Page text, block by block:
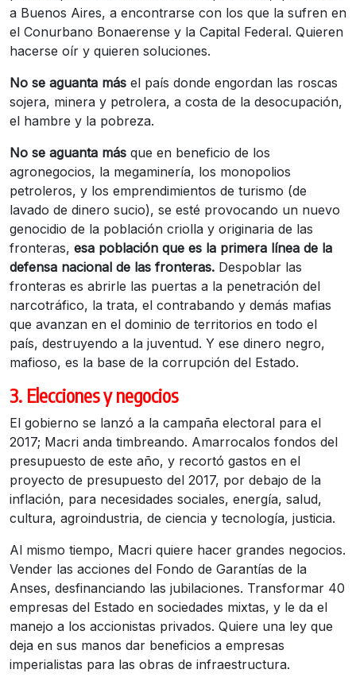
a Buenos Aires, a encontrarse con los que la sufren en
el Conurbano Bonaerense y la Capital Federal. Quieren
hacerse oír y quieren soluciones.
No se aguanta más el país donde engordan las roscas
sojera, minera y petrolera, a costa de la desocupación,
el hambre y la pobreza.
No se aguanta más que en beneficio de los
agronegocios, la megaminería, los monopolios
petroleros, y los emprendimientos de turismo (de
lavado de dinero sucio), se esté provocando un nuevo
genocidio de la población criolla y originaria de las
fronteras, esa población que es la primera línea de la
defensa nacional de las fronteras. Despoblar las
fronteras es abrirle las puertas a la penetración del
narcotráfico, la trata, el contrabando y demás mafias
que avanzan en el dominio de territorios en todo el
país, destruyendo a la juventud. Y ese dinero negro,
mafioso, es la base de la corrupción del Estado.
3. Elecciones y negocios
El gobierno se lanzó a la campaña electoral para el
2017; Macri anda timbreando. Amarrocalos fondos del
presupuesto de este año, y recortó gastos en el
proyecto de presupuesto del 2017, por debajo de la
inflación, para necesidades sociales, energía, salud,
cultura, agroindustria, de ciencia y tecnología, justicia.
Al mismo tiempo, Macri quiere hacer grandes negocios.
Vender las acciones del Fondo de Garantías de la
Anses, desfinanciando las jubilaciones. Transformar 40
empresas del Estado en sociedades mixtas, y le da el
manejo a los accionistas privados. Quiere una ley que
deja en sus manos dar beneficios a empresas
imperialistas para las obras de infraestructura.